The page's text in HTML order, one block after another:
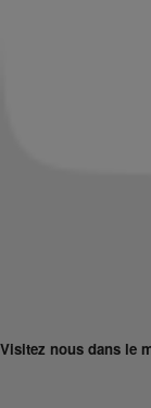
Visitez nous dans le